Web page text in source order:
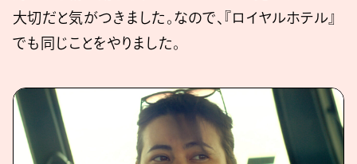
大切だと気がつきました。なので、『ロイヤルホテル』
でも同じことをやりました。